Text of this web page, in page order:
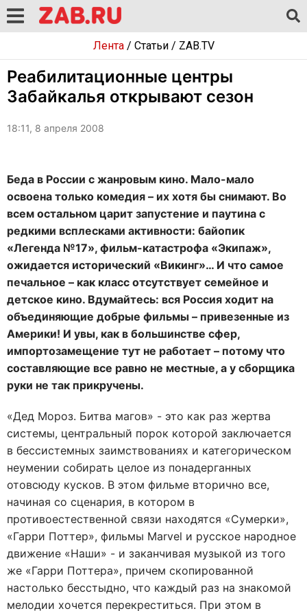
Лента/ Статьи/ ZAB.TV
Реабилитационные центры
Забайкалья открывают сезон
18:11, 8 апреля 2008
Беда в России с жанровым кино. Мало-мало
освоена только комедия – их хотя бы снимают. Во
всем остальном царит запустение и паутина с
редкими всплесками активности: байопик
«Легенда №17», фильм-катастрофа «Экипаж»,
ожидается исторический «Викинг»… И что самое
печальное – как класс отсутствует семейное и
детское кино. Вдумайтесь: вся Россия ходит на
объединяющие добрые фильмы – привезенные из
Америки! И увы, как в большинстве сфер,
импортозамещение тут не работает – потому что
составляющие все равно не местные, а у сборщика
руки не так прикручены.
«Дед Мороз. Битва магов» - это как раз жертва
системы, центральный порок которой заключается
в бессистемных заимствованиях и категорическом
неумении собирать целое из понадерганных
отовсюду кусков. В этом фильме вторично все,
начиная со сценария, в котором в
противоестественной связи находятся «Сумерки»,
«Гарри Поттер», фильмы Marvel и русское народное
движение «Наши» - и заканчивая музыкой из того
же «Гарри Поттера», причем скопированной
настолько бесстыдно, что каждый раз на знакомой
мелодии хочется перекреститься. При этом в